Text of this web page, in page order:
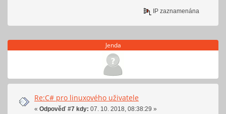
IP zaznamenána
Jenda
Re:C# pro linuxového uživatele
« Odpověď #7 kdy: 07. 10. 2018, 08:38:29 »